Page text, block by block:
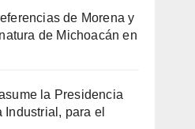
de Morena y
de Michoacán en
la Presidencia
para el